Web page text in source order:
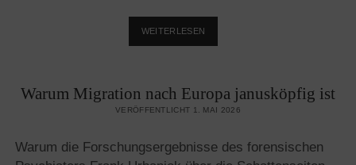
WEITERLESEN
ATAI
ÜBER
DEN
DEN
Warum Migration nach Europa janusköpfig ist
VERÖFFENTLICHT 1. MAI 2026
Warum die Forschungsergebnisse des forensischen